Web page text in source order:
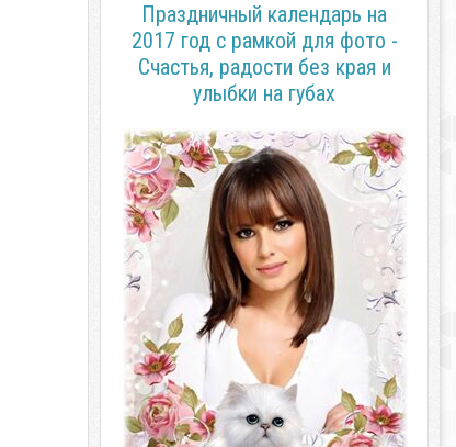
Праздничный календарь на
2017 год с рамкой для фото -
Счастья, радости без края и
улыбки на губах